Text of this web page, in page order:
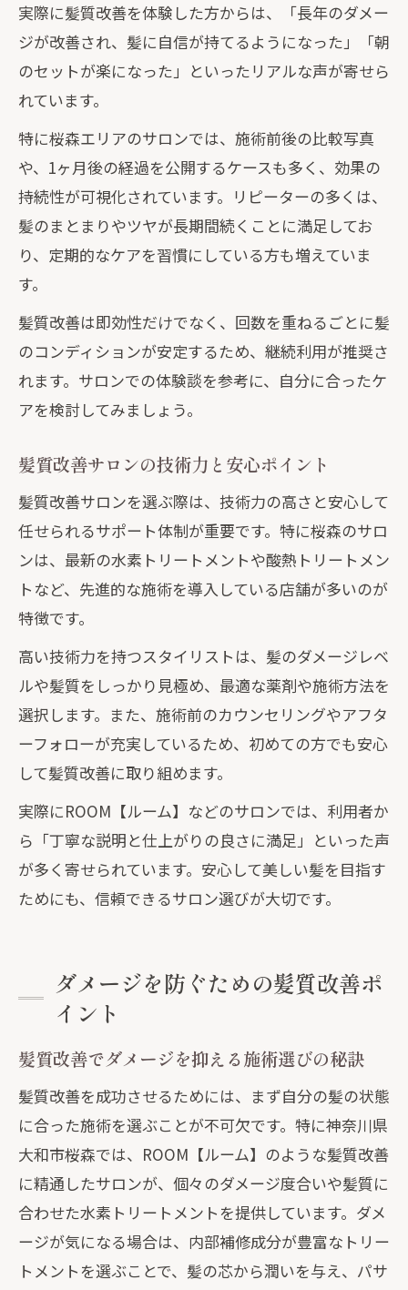
実際に髪質改善を体験した方からは、「長年のダメー
ジが改善され、髪に自信が持てるようになった」「朝
のセットが楽になった」といったリアルな声が寄せら
れています。
特に桜森エリアのサロンでは、施術前後の比較写真
や、1ヶ月後の経過を公開するケースも多く、効果の
持続性が可視化されています。リピーターの多くは、
髪のまとまりやツヤが長期間続くことに満足してお
り、定期的なケアを習慣にしている方も増えていま
す。
髪質改善は即効性だけでなく、回数を重ねるごとに髪
のコンディションが安定するため、継続利用が推奨さ
れます。サロンでの体験談を参考に、自分に合ったケ
アを検討してみましょう。
髪質改善サロンの技術力と安心ポイント
髪質改善サロンを選ぶ際は、技術力の高さと安心して
任せられるサポート体制が重要です。特に桜森のサロ
ンは、最新の水素トリートメントや酸熱トリートメン
トなど、先進的な施術を導入している店舗が多いのが
特徴です。
高い技術力を持つスタイリストは、髪のダメージレベ
ルや髪質をしっかり見極め、最適な薬剤や施術方法を
選択します。また、施術前のカウンセリングやアフタ
ーフォローが充実しているため、初めての方でも安心
して髪質改善に取り組めます。
実際にROOM【ルーム】などのサロンでは、利用者か
ら「丁寧な説明と仕上がりの良さに満足」といった声
が多く寄せられています。安心して美しい髪を目指す
ためにも、信頼できるサロン選びが大切です。
ダメージを防ぐための髪質改善ポ
イント
髪質改善でダメージを抑える施術選びの秘訣
髪質改善を成功させるためには、まず自分の髪の状態
に合った施術を選ぶことが不可欠です。特に神奈川県
大和市桜森では、ROOM【ルーム】のような髪質改善
に精通したサロンが、個々のダメージ度合いや髪質に
合わせた水素トリートメントを提供しています。ダメ
ージが気になる場合は、内部補修成分が豊富なトリー
トメントを選ぶことで、髪の芯から潤いを与え、パサ